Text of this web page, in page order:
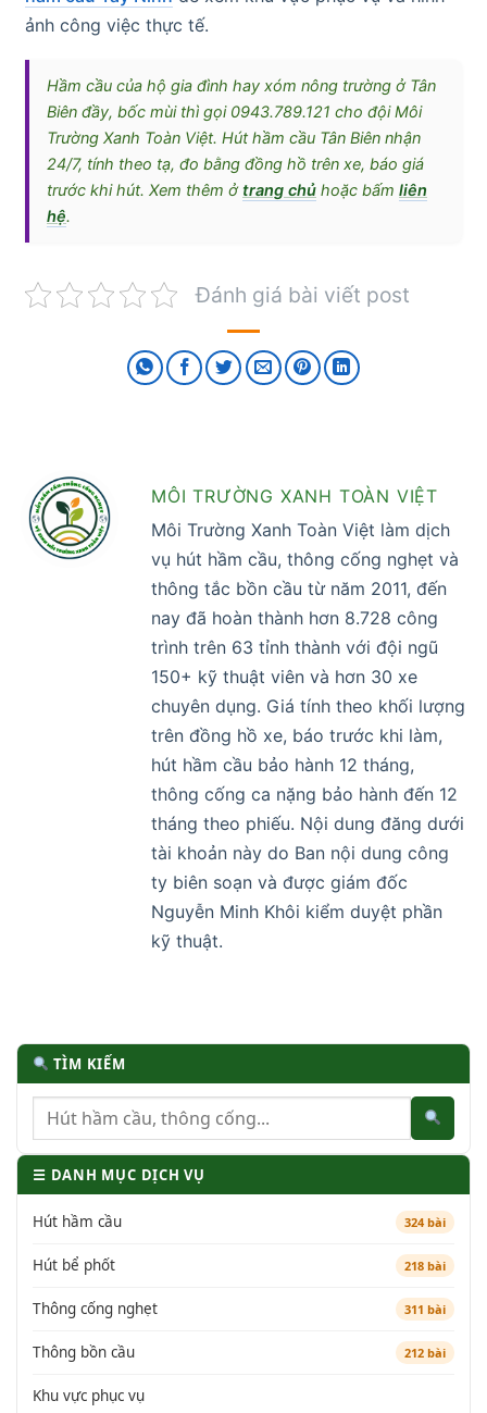
ảnh công việc thực tế.
Hầm cầu của hộ gia đình hay xóm nông trường ở Tân
Biên đầy, bốc mùi thì gọi 0943.789.121 cho đội Môi
Trường Xanh Toàn Việt. Hút hầm cầu Tân Biên nhận
24/7, tính theo tạ, đo bằng đồng hồ trên xe, báo giá
trước khi hút. Xem thêm ở trang chủ hoặc bấm liên
hệ.
Đánh giá bài viết post
MÔI TRƯỜNG XANH TOÀN VIỆT
Môi Trường Xanh Toàn Việt làm dịch
vụ hút hầm cầu, thông cống nghẹt và
thông tắc bồn cầu từ năm 2011, đến
nay đã hoàn thành hơn 8.728 công
trình trên 63 tỉnh thành với đội ngũ
150+ kỹ thuật viên và hơn 30 xe
chuyên dụng. Giá tính theo khối lượng
trên đồng hồ xe, báo trước khi làm,
hút hầm cầu bảo hành 12 tháng,
thông cống ca nặng bảo hành đến 12
tháng theo phiếu. Nội dung đăng dưới
tài khoản này do Ban nội dung công
ty biên soạn và được giám đốc
Nguyễn Minh Khôi kiểm duyệt phần
kỹ thuật.
TÌM KIẾM
☰ DANH MỤC DỊCH VỤ
Hút hầm cầu 324 bài
Hút bể phốt 218 bài
Thông cống nghẹt 311 bài
Thông bồn cầu 212 bài
Khu vực phục vụ